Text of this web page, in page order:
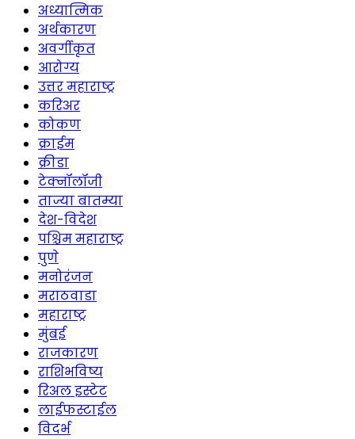
अध्यात्मिक
अर्थकारण
अवर्गीकृत
आरोग्य
उत्तर महाराष्ट्र
करिअर
कोकण
क्राईम
क्रीडा
टेक्नॉलॉजी
ताज्या बातम्या
देश-विदेश
पश्चिम महाराष्ट्र
पुणे
मनोरंजन
मराठवाडा
महाराष्ट्र
मुंबई
राजकारण
राशिभविष्य
रिअल इस्टेट
लाईफस्टाईल
विदर्भ